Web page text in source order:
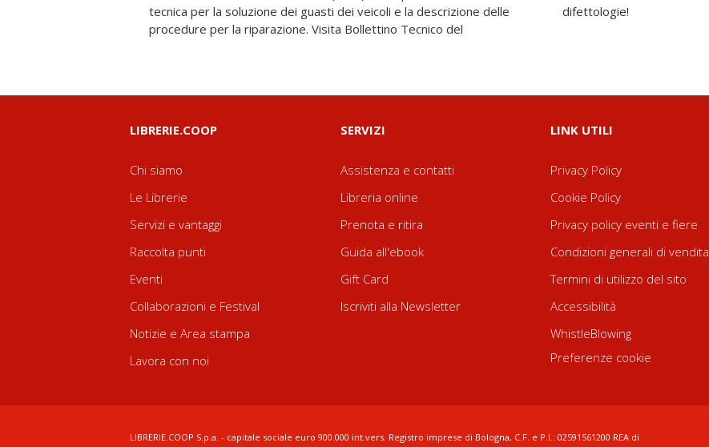
tecnica per la soluzione dei guasti dei veicoli e la descrizione delle
procedure per la riparazione. Visita Bollettino Tecnico del
difettologie!
LIBRERIE.COOP
Chi siamo
Le Librerie
Servizi e vantaggi
Raccolta punti
Eventi
Collaborazioni e Festival
Notizie e Area stampa
Lavora con noi
SERVIZI
Assistenza e contatti
Libreria online
Prenota e ritira
Guida all'ebook
Gift Card
Iscriviti alla Newsletter
LINK UTILI
Privacy Policy
Cookie Policy
Privacy policy eventi e fiere
Condizioni generali di vendita
Termini di utilizzo del sito
Accessibilità
WhistleBlowing
Preferenze cookie
LIBRERIE.COOP S.p.a. - capitale sociale euro 900.000 int.vers. Registro imprese di Bologna, C.F. e P.I.: 02591561200 REA di